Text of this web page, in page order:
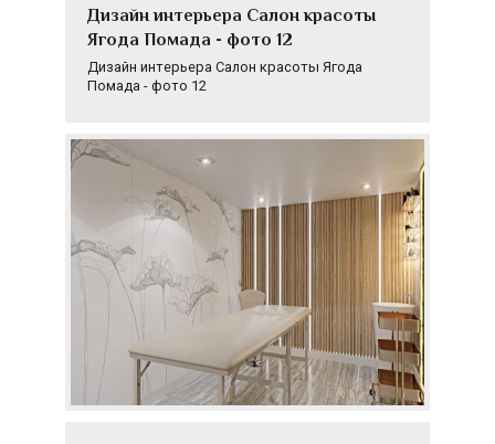
Дизайн интерьера Салон красоты
Ягода Помада - фото 12
Дизайн интерьера Салон красоты Ягода
Помада - фото 12